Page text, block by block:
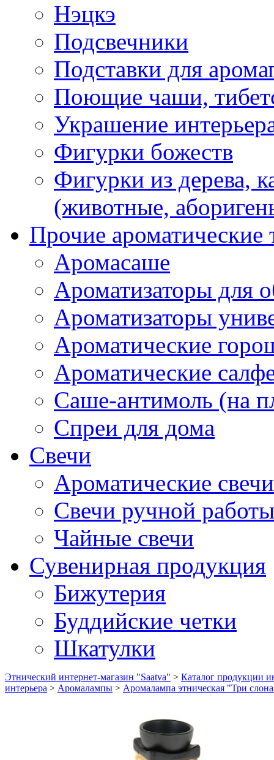
Нэцкэ
Подсвечники
Подставки для
Поющие чаши,
Украшение
Фигурки божеств
Фигурки из дерева,
(животные,
Прочие ароматические
Аромасаше
Ароматизаторы для
Ароматизаторы
Ароматические
Ароматические
Саше-антимоль (на
Спреи для дома
Свечи
Ароматические свечи
Свечи ручной работы
Чайные свечи
Сувенирная продукция
Бижутерия
Буддийские четки
Шкатулки
Этнический интернет-магазин "Saatva" > Каталог продукции
интерьера > Аромалампы > Аромалампа этническая "Три